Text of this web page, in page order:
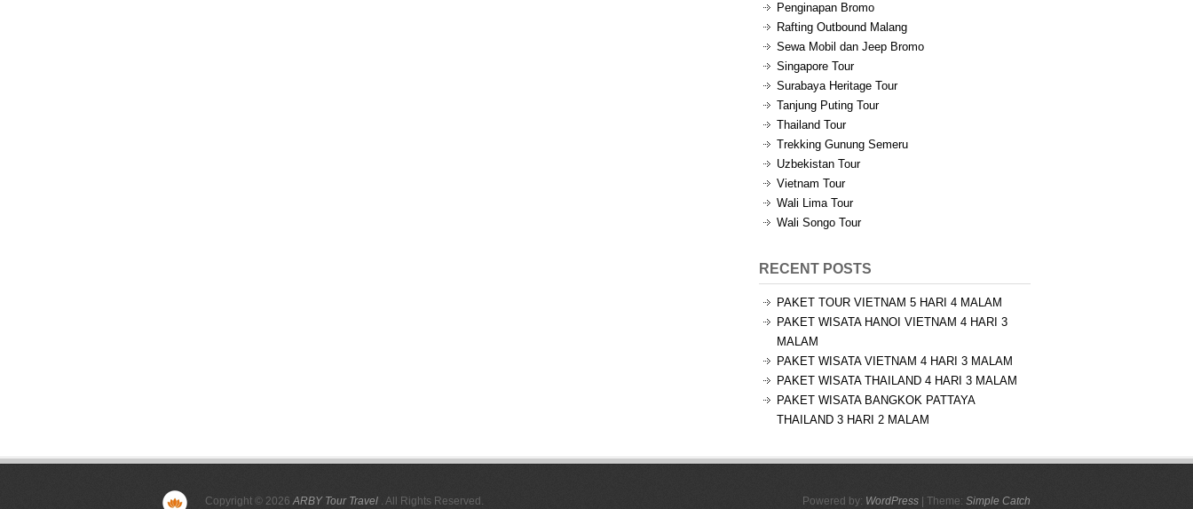
Penginapan Bromo
Rafting Outbound Malang
Sewa Mobil dan Jeep Bromo
Singapore Tour
Surabaya Heritage Tour
Tanjung Puting Tour
Thailand Tour
Trekking Gunung Semeru
Uzbekistan Tour
Vietnam Tour
Wali Lima Tour
Wali Songo Tour
RECENT POSTS
PAKET TOUR VIETNAM 5 HARI 4 MALAM
PAKET WISATA HANOI VIETNAM 4 HARI 3
MALAM
PAKET WISATA VIETNAM 4 HARI 3 MALAM
PAKET WISATA THAILAND 4 HARI 3 MALAM
PAKET WISATA BANGKOK PATTAYA
THAILAND 3 HARI 2 MALAM
Copyright © 2026ARBY Tour Travel . All Rights Reserved. Powered by: WordPress | Theme: Simple Catch